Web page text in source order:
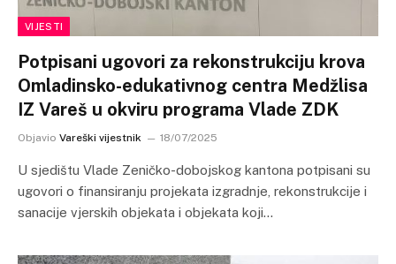
VIJESTI
Potpisani ugovori za rekonstrukciju krova
Omladinsko-edukativnog centra Medžlisa
IZ Vareš u okviru programa Vlade ZDK
Objavio Vareški vijestnik 18/07/2025
U sjedištu Vlade Zeničko-dobojskog kantona potpisani su
ugovori o finansiranju projekata izgradnje, rekonstrukcije i
sanacije vjerskih objekata i objekata koji…